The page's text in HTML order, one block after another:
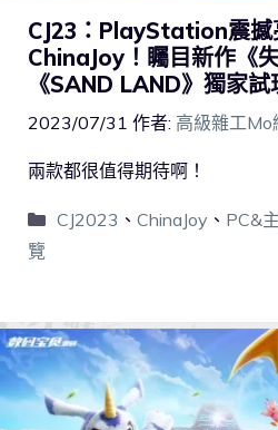
CJ23：PlayStation震撼
ChinaJoy！矚目新作《
《SAND LAND》獨家試
2023/07/31 作者: 高級雜工Mo
兩款都很值得期待啊！
CJ2023 、 ChinaJoy 、 PC&
覽